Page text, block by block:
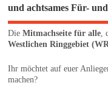
und achtsames Für-
DieMitmachseite für alle,
Westlichen Ringgebiet
Ihr möchtet auf euer
machen?